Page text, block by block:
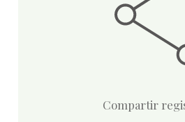
Compartir